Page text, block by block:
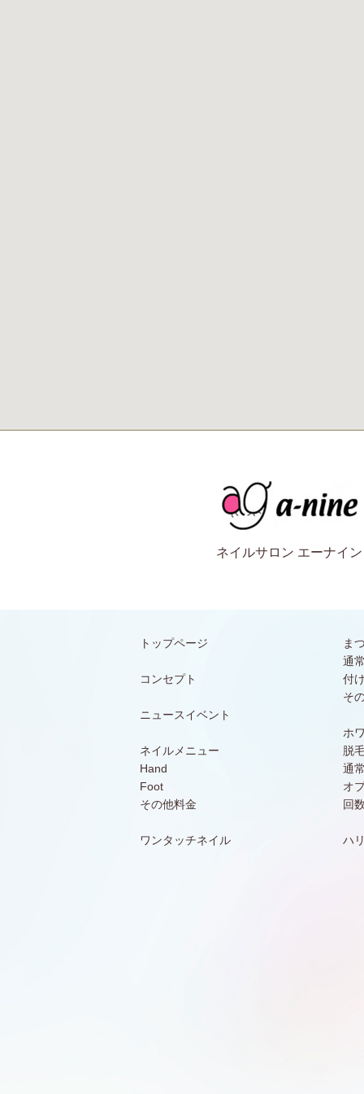
ネイルサロン エーナイン
トップページ
コンセプト
ニュースイベント
ネイルメニュー
Hand
Foot
その他料金
ワンタッチネイル
ま
通
付
そ
ホ
脱
通
オ
回
ハ